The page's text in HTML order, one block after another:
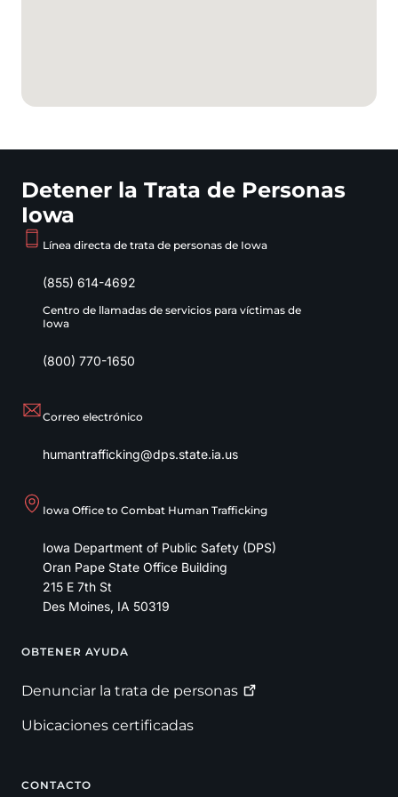
Detener la Trata de Personas
Iowa
Línea directa de trata de personas de Iowa
(855) 614-4692
Centro de llamadas de servicios para víctimas de
Iowa
(800) 770-1650
Correo electrónico
humantrafficking@dps.state.ia.us
Iowa Office to Combat Human Trafficking
Iowa Department of Public Safety (DPS)
Oran Pape State Office Building
215 E 7th St
Des Moines, IA 50319
Footer
OBTENER AYUDA
Denunciar la trata de personas
Ubicaciones certificadas
CONTACTO